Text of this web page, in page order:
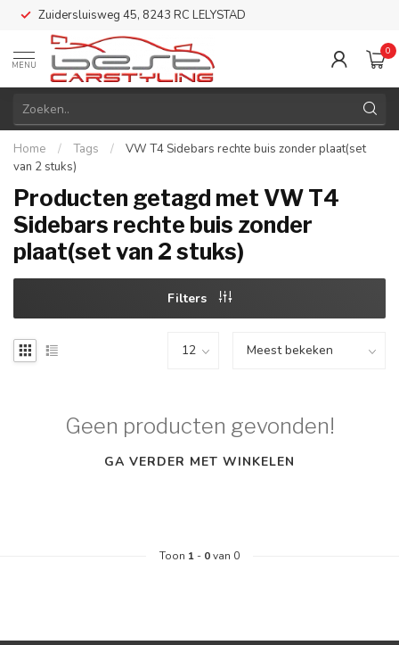
Zuidersluisweg 45, 8243 RC LELYSTAD
MENU
0
Home / Tags /
VW T4 Sidebars rechte buis zonder plaat(set
van 2 stuks)
Producten getagd met VW T4
Sidebars rechte buis zonder
plaat(set van 2 stuks)
Filters
Geen producten gevonden!
GA VERDER MET WINKELEN
Toon 1 - 0van 0